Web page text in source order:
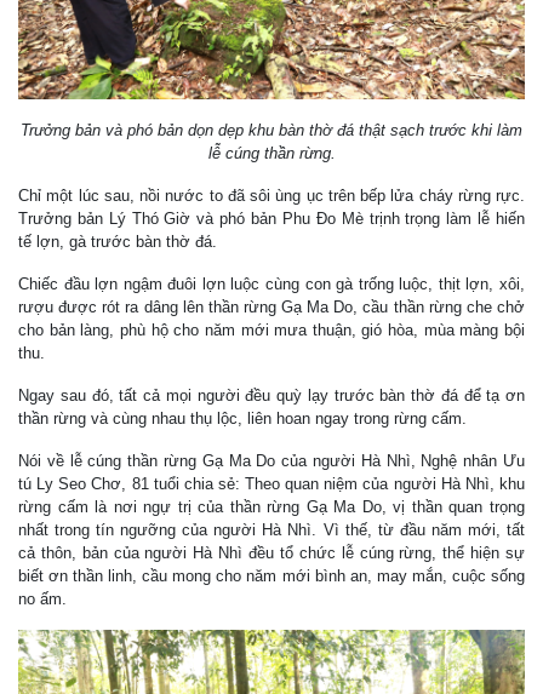
Trưởng bản và phó bản dọn dẹp khu bàn thờ đá thật sạch trước khi làm
lễ cúng thần rừng.
Chỉ một lúc sau, nồi nước to đã sôi ùng ục trên bếp lửa cháy rừng rực.
Trưởng bản Lý Thó Giờ và phó bản Phu Đo Mè trịnh trọng làm lễ hiến
tế lợn, gà trước bàn thờ đá.
Chiếc đầu lợn ngậm đuôi lợn luộc cùng con gà trống luộc, thịt lợn, xôi,
rượu được rót ra dâng lên thần rừng Gạ Ma Do, cầu thần rừng che chở
cho bản làng, phù hộ cho năm mới mưa thuận, gió hòa, mùa màng bội
thu.
Ngay sau đó, tất cả mọi người đều quỳ lạy trước bàn thờ đá để tạ ơn
thần rừng và cùng nhau thụ lộc, liên hoan ngay trong rừng cấm.
Nói về lễ cúng thần rừng Gạ Ma Do của người Hà Nhì, Nghệ nhân Ưu
tú Ly Seo Chơ, 81 tuổi chia sẻ: Theo quan niệm của người Hà Nhì, khu
rừng cấm là nơi ngự trị của thần rừng Gạ Ma Do, vị thần quan trọng
nhất trong tín ngưỡng của người Hà Nhì. Vì thế, từ đầu năm mới, tất
cả thôn, bản của người Hà Nhì đều tổ chức lễ cúng rừng, thể hiện sự
biết ơn thần linh, cầu mong cho năm mới bình an, may mắn, cuộc sống
no ấm.